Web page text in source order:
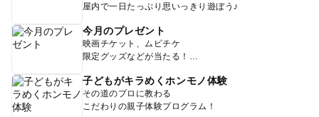
屋内で一日たっぷり思いっきり遊ぼう♪
今月のプレゼント
映画チケット、ムビチケ
限定グッズなどが当たる！
子どもがキラめくホンモノ体験
その道のプロに教わる
こだわりの親子体験プログラム！